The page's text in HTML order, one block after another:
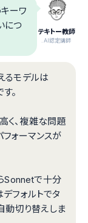
テキトー教師
.AI認定講師
ーワ
につ
るモデルは
。
く、複雑な問題
フォーマンスが
Sonnetで十分
フォルトでタ
動切り替えしま